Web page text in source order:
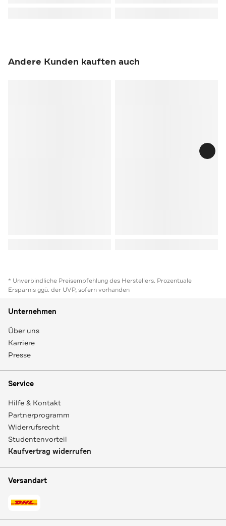
Andere Kunden kauften auch
* Unverbindliche Preisempfehlung des Herstellers. Prozentuale
Ersparnis ggü. der UVP, sofern vorhanden
Unternehmen
Über uns
Karriere
Presse
Service
Hilfe & Kontakt
Partnerprogramm
Widerrufsrecht
Studentenvorteil
Kaufvertrag widerrufen
Versandart